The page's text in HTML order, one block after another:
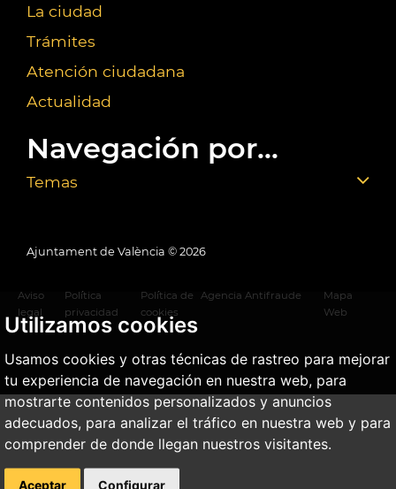
Utilizamos cookies
Usamos cookies y otras técnicas de rastreo para mejorar
tu experiencia de navegación en nuestra web, para
mostrarte contenidos personalizados y anuncios
adecuados, para analizar el tráfico en nuestra web y para
comprender de donde llegan nuestros visitantes.
Aceptar Configurar
La ciudad
Trámites
Atención ciudadana
Actualidad
Navegación por...
Temas
Ajuntament de València © 2026
Aviso
legal
Política
privacidad
Política de
cookies
Agencia Antifraude
Mapa
Web